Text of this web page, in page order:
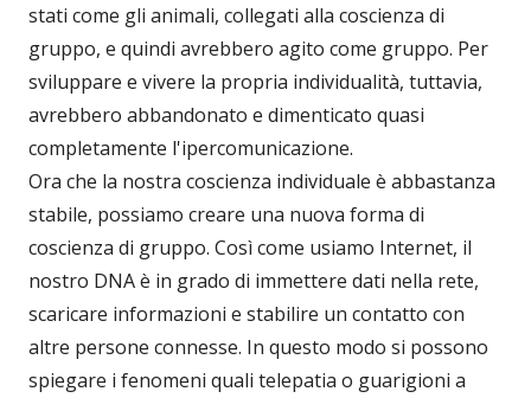
stati come gli animali, collegati alla coscienza di
gruppo, e quindi avrebbero agito come gruppo. Per
sviluppare e vivere la propria individualità, tuttavia,
avrebbero abbandonato e dimenticato quasi
completamente l'ipercomunicazione.
Ora che la nostra coscienza individuale è abbastanza
stabile, possiamo creare una nuova forma di
coscienza di gruppo. Così come usiamo Internet, il
nostro DNA è in grado di immettere dati nella rete,
scaricare informazioni e stabilire un contatto con
altre persone connesse. In questo modo si possono
spiegare i fenomeni quali telepatia o guarigioni a